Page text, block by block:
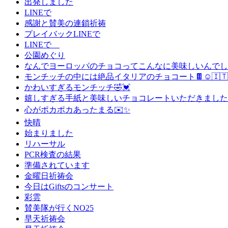
出発しました
LINEで
感謝と賛美の連鎖祈祷
プレイバックLINEで
LINEで
公園めぐり
なんでヨーロッパのチョコってこんなに美味しいんで
モンチッチの中には絶品イタリアのチョコート🍫☺️🇮🇹
かわいすぎるモンチッチ🤣💓
嬉しすぎる手紙と美味しいチョコレートいただきまし
心がポカポカあったまる✉️✨
快晴
始まりました
リハーサル
PCR検査の結果
準備されています
金曜日祈祷会
今日はGiftsのコンサート
彩雲
賛美隊が行くNO25
早天祈祷会